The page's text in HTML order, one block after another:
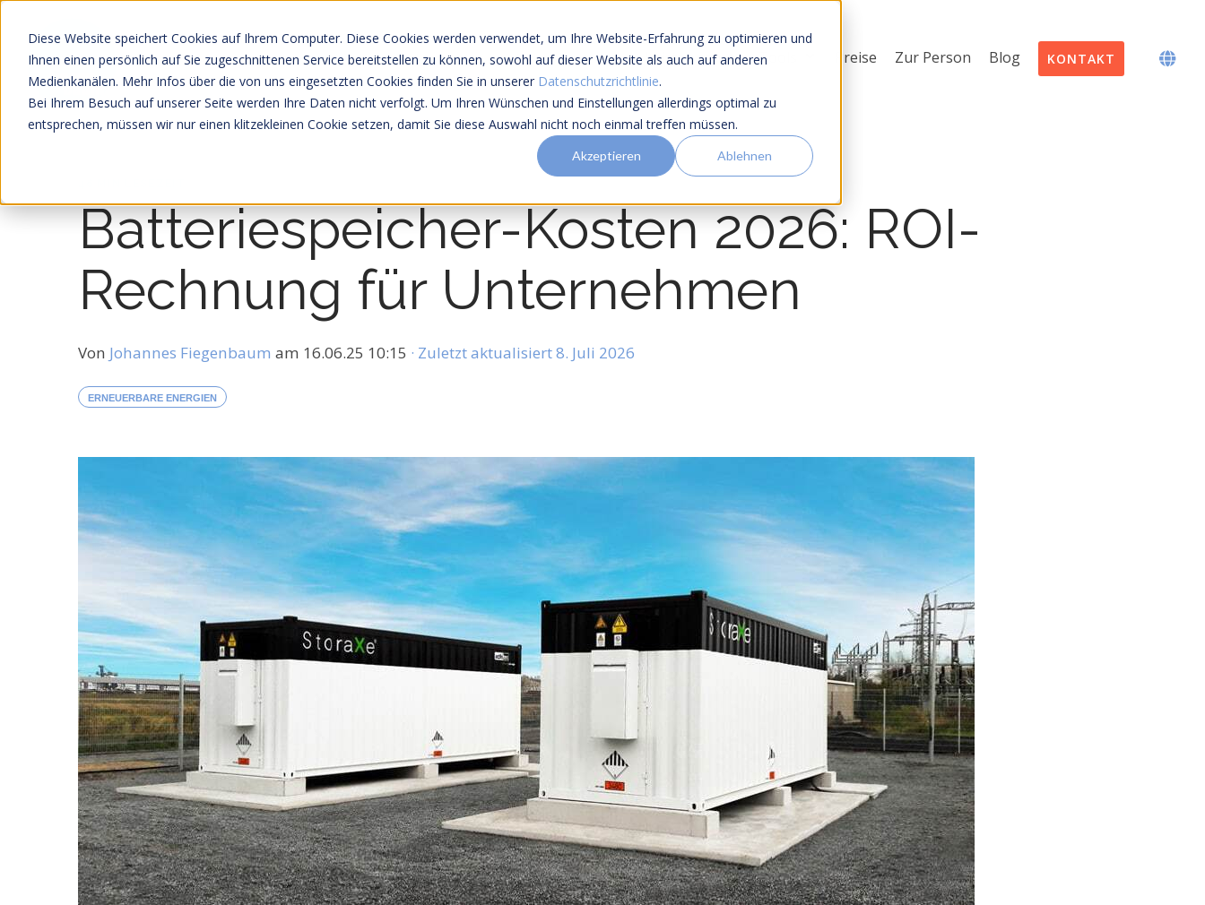
Diese Website speichert Cookies auf Ihrem Computer. Diese Cookies werden verwendet, um Ihre Website-Erfahrung zu optimieren und
Ihnen einen persönlich auf Sie zugeschnittenen Service bereitstellen zu können, sowohl auf dieser Website als auch auf anderen
Medienkanälen. Mehr Infos über die von uns eingesetzten Cookies finden Sie in unserer Datenschutzrichtlinie.
Bei Ihrem Besuch auf unserer Seite werden Ihre Daten nicht verfolgt. Um Ihren Wünschen und Einstellungen allerdings optimal zu
entsprechen, müssen wir nur einen klitzekleinen Cookie setzen, damit Sie diese Auswahl nicht noch einmal treffen müssen.
Akzeptieren Ablehnen
Leistungen Tools Preise Zur Person Blog KONTAKT
Batteriespeicher-Kosten 2026: ROI-
Rechnung für Unternehmen
Von Johannes Fiegenbaum am 16.06.25 10:15 · Zuletzt aktualisiert 8. Juli 2026
ERNEUERBARE ENERGIEN